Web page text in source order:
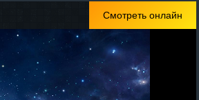
Смотреть онлайн